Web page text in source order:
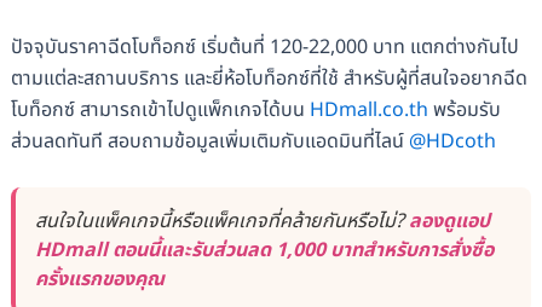
ปัจจุบันราคาฉีดโบท็อกซ์ เริ่มต้นที่ 120-22,000 บาท แตกต่างกันไป
ตามแต่ละสถานบริการ และยี่ห้อโบท็อกซ์ที่ใช้ สำหรับผู้ที่สนใจอยากฉีด
โบท็อกซ์ สามารถเข้าไปดูแพ็กเกจได้บน HDmall.co.th พร้อมรับ
ส่วนลดทันที สอบถามข้อมูลเพิ่มเติมกับแอดมินที่ไลน์ @HDcoth
สนใจในแพ็คเกจนี้หรือแพ็คเกจที่คล้ายกันหรือไม่?ลองดูแอป
HDmall ตอนนี้และรับส่วนลด 1,000 บาทสำหรับการสั่งซื้อ
ครั้งแรกของคุณ